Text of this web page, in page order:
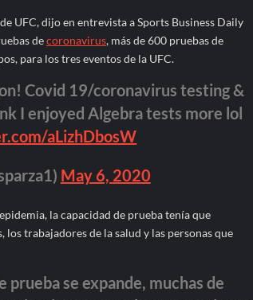
UFC, dijo en entrevista a Sports Business Daily
decoronavirus, más de 600 pruebas de
para los tres eventos de la UFC.
Covid 19/coronavirus testing &
I enjoyed Algebra tests more lol
aLizhDbosW
May 6, 2020
la capacidad de prueba tenía que
trabajadores de la salud y las personas que
prueba se expande, muchas de